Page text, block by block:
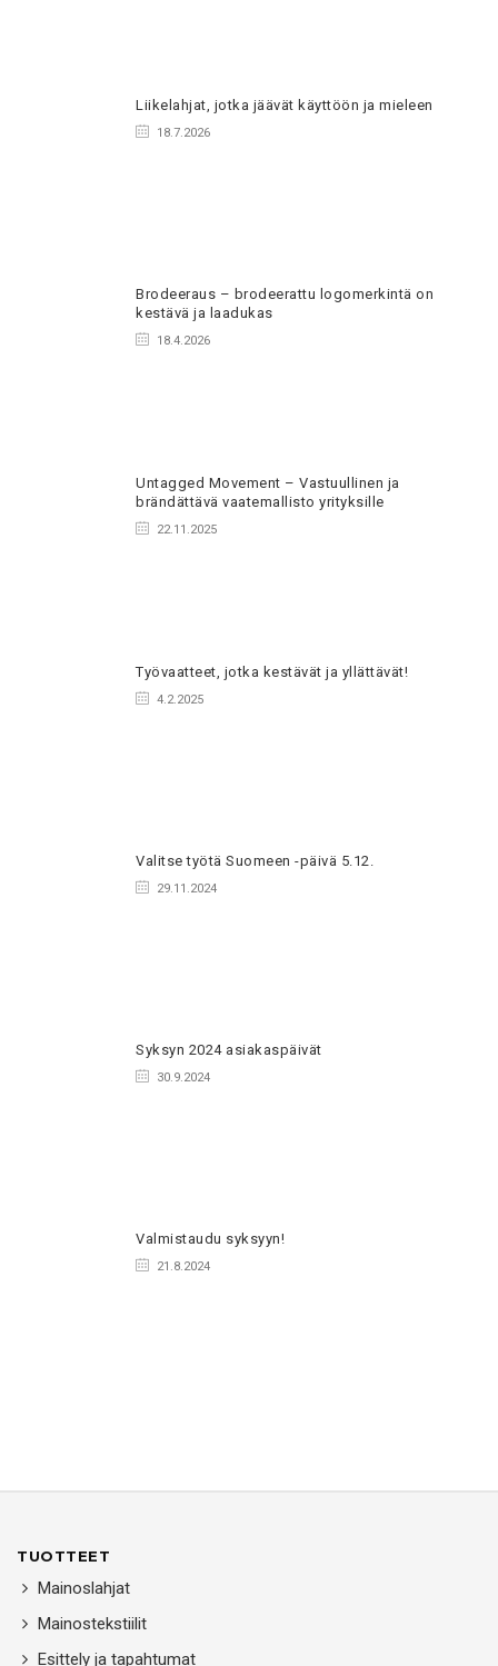
Liikelahjat, jotka jäävät käyttöön ja mieleen
18.7.2026
Brodeeraus – brodeerattu logomerkintä on
kestävä ja laadukas
18.4.2026
Untagged Movement – Vastuullinen ja
brändättävä vaatemallisto yrityksille
22.11.2025
Työvaatteet, jotka kestävät ja yllättävät!
4.2.2025
Valitse työtä Suomeen -päivä 5.12.
29.11.2024
Syksyn 2024 asiakaspäivät
30.9.2024
Valmistaudu syksyyn!
21.8.2024
TUOTTEET
Mainoslahjat
Mainostekstiilit
Esittely ja tapahtumat